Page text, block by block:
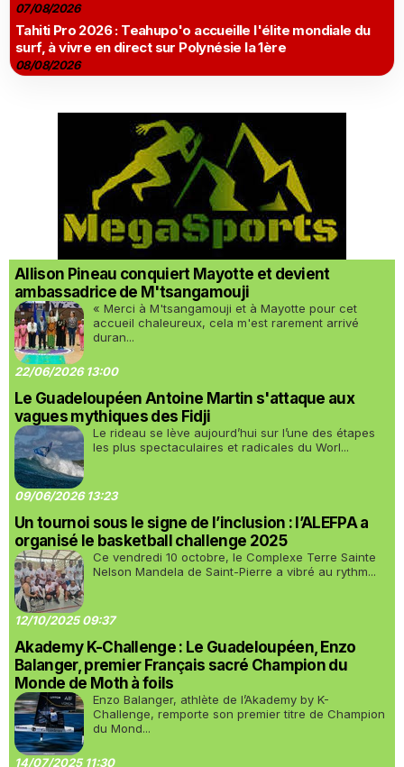
07/08/2026
Tahiti Pro 2026 : Teahupo'o accueille l'élite mondiale du
surf, à vivre en direct sur Polynésie la 1ère
08/08/2026
Allison Pineau conquiert Mayotte et devient
ambassadrice de M'tsangamouji
« Merci à M'tsangamouji et à Mayotte pour cet
accueil chaleureux, cela m'est rarement arrivé
duran...
22/06/2026 13:00
Le Guadeloupéen Antoine Martin s'attaque aux
vagues mythiques des Fidji
Le rideau se lève aujourd’hui sur l’une des étapes
les plus spectaculaires et radicales du Worl...
09/06/2026 13:23
Un tournoi sous le signe de l’inclusion : l’ALEFPA a
organisé le basketball challenge 2025
Ce vendredi 10 octobre, le Complexe Terre Sainte
Nelson Mandela de Saint-Pierre a vibré au rythm...
12/10/2025 09:37
Akademy K-Challenge : Le Guadeloupéen, Enzo
Balanger, premier Français sacré Champion du
Monde de Moth à foils
Enzo Balanger, athlète de l’Akademy by K-
Challenge, remporte son premier titre de Champion
du Mond...
14/07/2025 11:30